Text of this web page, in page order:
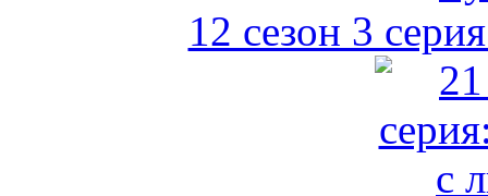
12 сезон 3